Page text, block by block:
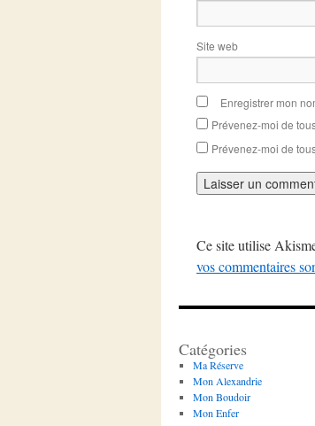
Site web
Enregistrer mon
Prévenez-moi de
Prévenez-moi de
Ce site utilise
vos commentaires
Catégories
Ma Réserve
Mon Alexandrie
Mon Boudoir
Mon Enfer